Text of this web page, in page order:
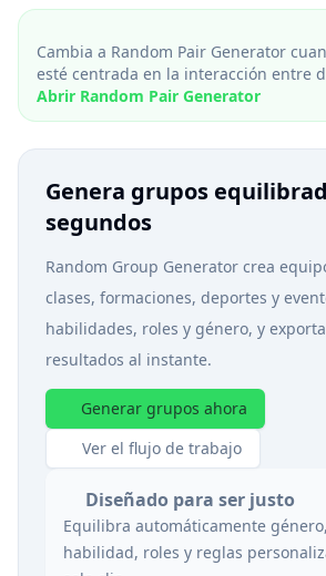
Cambia a Random Pair Generator
esté centrada en la interacción entre
Abrir Random Pair Generator
Genera grupos
segundos
Random Group Generator crea
clases, formaciones, deportes y
habilidades, roles y género, y
resultados al instante.
Generar grupos ahora
Ver el flujo de trabajo
Diseñado para ser justo
Equilibra automáticamente
habilidad, roles y reglas